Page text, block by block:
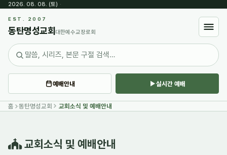
2026. 08. 08. (토) ·
EST. 2007
동탄명성교회 대한예수교장로회
예배안내 실시간 예배
홈 동탄명성교회 교회소식 및 예배안내
교회소식 및 예배안내
Sketchbook5, 스케치북5
Sketchbook5, 스케치북5